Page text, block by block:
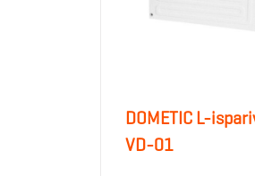
DOMETIC L-
VD-01